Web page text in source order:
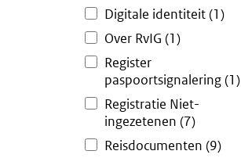
Digitale identiteit(1)
Over RvIG (1)
Register
paspoortsignalering(1)
Registratie Niet-
ingezetenen (7)
Reisdocumenten (9)